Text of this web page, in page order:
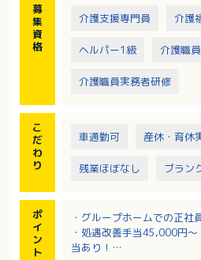
募
集
資
格
介護支援専門員 介護
ヘルパー1級 介護職
介護職員実務者研修
こ
だ
わ
り
車通勤可 産休・育休
残業ほぼなし ブラン
ポ
イ
ン
ト
・グループホームでの正社
・処遇改善手当45,000円
当あり！